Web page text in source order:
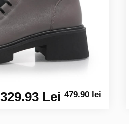
329.93 Lei479.90 lei